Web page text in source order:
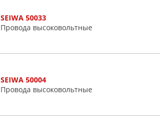
SEIWA 50033
Провода высоковольтные
SEIWA 50004
Провода высоковольтные